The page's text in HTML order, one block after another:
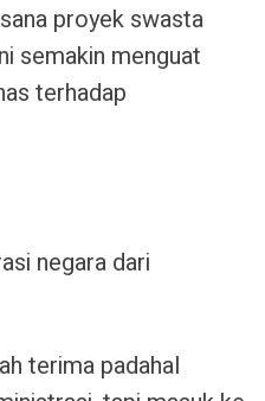
proyek swasta
semakin menguat
terhadap
negara dari
terima padahal